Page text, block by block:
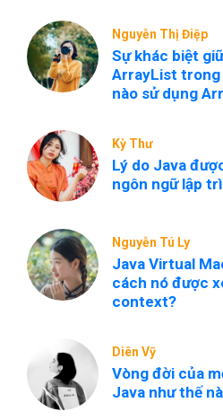
Nguyễn Thị Điệp
Sự khác biệt
ArrayList trong
nào sử dụng
Kỳ Thư
Lý do Java
ngôn ngữ lập
Nguyễn Tú Ly
Java Virtual
cách nó được
context?
Diên Vỹ
Vòng đời của
Java như thế